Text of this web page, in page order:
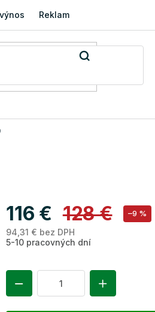
Reklamácia a vrátenie
128 € –9 %
116 €
94,31 € bez DPH
5-10 pracovných dní